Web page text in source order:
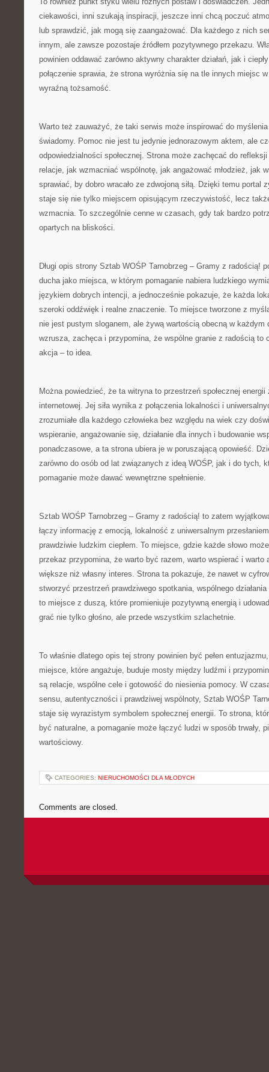
ciekawości, inni szukają inspiracji, jeszcze inni chcą poczuć
lub sprawdzić, jak mogą się zaangażować. Dla każdego z nich
innym, ale zawsze pozostaje źródłem pozytywnego przekazu.
powinien oddawać zarówno aktywny charakter działań, jak i
połączenie sprawia, że strona wyróżnia się na tle innych miejsc
wyraźną tożsamość.
Warto też zauważyć, że taki serwis może inspirować do
świadomy. Pomoc nie jest tu jedynie jednorazowym aktem, ale
odpowiedzialności społecznej. Strona może zachęcać do
relacje, jak wzmacniać wspólnotę, jak angażować młodzież, jak
sprawiać, by dobro wracało ze zdwojoną siłą. Dzięki temu portal
staje się nie tylko miejscem opisującym rzeczywistość, lecz
wzmacnia. To szczególnie cenne w czasach, gdy tak bardzo
opartych na bliskości.
Długi opis strony Sztab WOŚP Tarnobrzeg – Gramy z radością!
ducha jako miejsca, w którym pomaganie nabiera ludzkiego
językiem dobrych intencji, a jednocześnie pokazuje, że każda
szeroki oddźwięk i realne znaczenie. To miejsce tworzone z
nie jest pustym sloganem, ale żywą wartością obecną w każdym
wzrusza, zachęca i przypomina, że wspólne granie z radością to
akcja – to idea.
Można powiedzieć, że ta witryna to przestrzeń społecznej
internetowej. Jej siła wynika z połączenia lokalności i
zrozumiałe dla każdego człowieka bez względu na wiek czy
wspieranie, angażowanie się, działanie dla innych i budowanie
ponadczasowe, a ta strona ubiera je w poruszającą opowieść.
zarówno do osób od lat związanych z ideą WOŚP, jak i do tych,
pomaganie może dawać wewnętrzne spełnienie.
Sztab WOŚP Tarnobrzeg – Gramy z radością! to zatem
łączy informację z emocją, lokalność z uniwersalnym
prawdziwie ludzkim ciepłem. To miejsce, gdzie każde słowo
przekaz przypomina, że warto być razem, warto wspierać i warto
większe niż własny interes. Strona ta pokazuje, że nawet w
stworzyć przestrzeń prawdziwego spotkania, wspólnego
to miejsce z duszą, które promieniuje pozytywną energią i
grać nie tylko głośno, ale przede wszystkim szlachetnie.
To właśnie dlatego opis tej strony powinien być pełen
miejsce, które angażuje, buduje mosty między ludźmi i
są relacje, wspólne cele i gotowość do niesienia pomocy. W
sensu, autentyczności i prawdziwej wspólnoty, Sztab WOŚP
staje się wyrazistym symbolem społecznej energii. To strona,
być naturalne, a pomaganie może łączyć ludzi w sposób trwały,
wartościowy.
CATEGORIES: NIERUCHOMOŚCI DLA MŁODYCH
Comments are closed.